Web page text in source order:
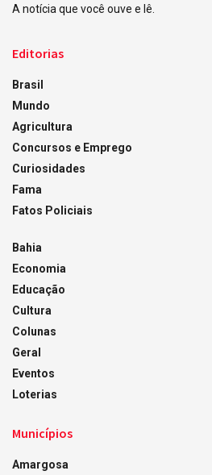
A notícia que você ouve e lê.
Editorias
Brasil
Mundo
Agricultura
Concursos e Emprego
Curiosidades
Fama
Fatos Policiais
Bahia
Economia
Educação
Cultura
Colunas
Geral
Eventos
Loterias
Municípios
Amargosa